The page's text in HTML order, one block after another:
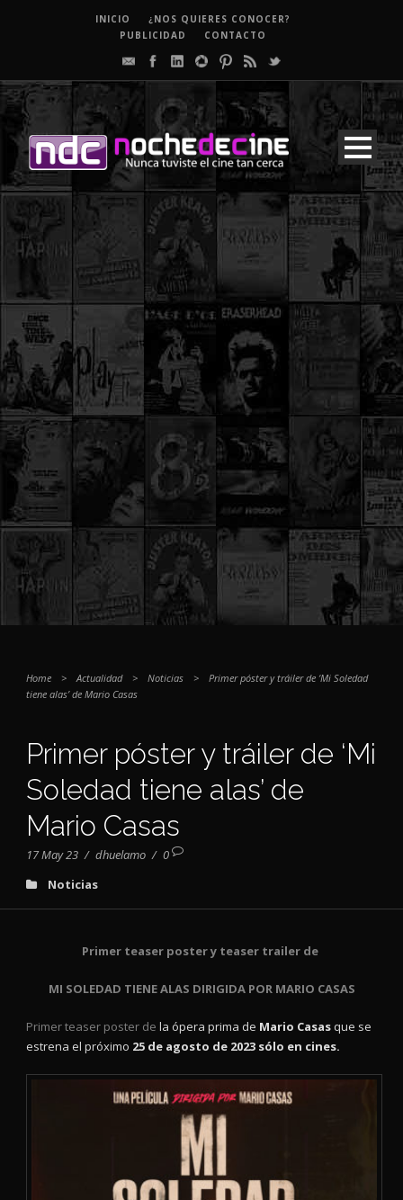
INICIO
¿NOS QUIERES CONOCER?
PUBLICIDAD
CONTACTO
Home > Actualidad > Noticias >
Primer póster y tráiler de ‘Mi Soledad
tiene alas’ de Mario Casas
Primer póster y tráiler de ‘Mi
Soledad tiene alas’ de
Mario Casas
17 May 23 / dhuelamo / 0
Noticias
Primer teaser postery teaser trailer de
MI SOLEDAD TIENE ALAS DIRIGIDA POR MARIO CASAS
Primer teaser poster de la ópera prima de Mario Casas que se
estrena el próximo 25 de agosto de 2023 sólo en cines.